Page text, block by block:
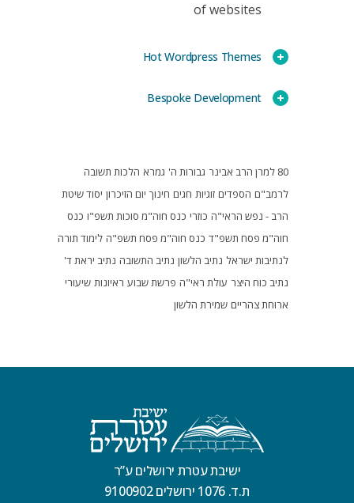
of websites
Hot Wordpress Themes
Bespoke Development
80 למרן הרב אבינר גבורות ה' גמרא הלכות תשובה
לרמב"ם הספדים זוגיות חגים חינוך יום הזיכרון יסוד שיטת
הרב - נפש הראי"ה כוזרי כנס חוה"מ סוכות תשפ"ו כנס
חוה"מ פסח תשפ"ד כנס חוה"מ פסח תשפ"ה לימוד תורה
לנתיבות ישראל נתיב הלשון נתיב התשובה נתיב יראת ד'
נתיב כוח היצר עולת ראי"ה פרשת שבוע ראיונות שיעורי
ארוחת צהריים שמירת הלשון
ישיבת עטרת ירושלים ע”ר
ת.ד. 1076 ירושלים 9100902